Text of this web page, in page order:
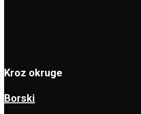
Kroz okruge
Borski